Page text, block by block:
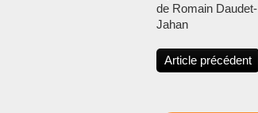
de Romain Daudet-
Jahan
Article précédent